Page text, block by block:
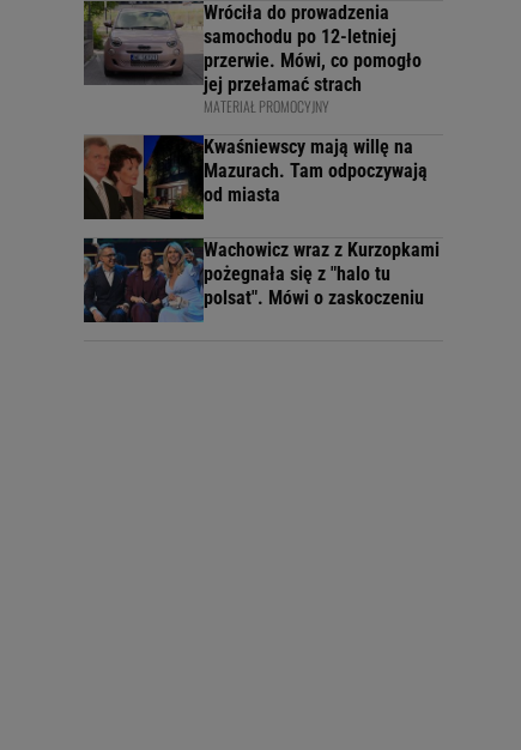
Wróciła do prowadzenia
samochodu po 12-letniej
przerwie. Mówi, co pomogło
jej przełamać strach
MATERIAŁ PROMOCYJNY
Kwaśniewscy mają willę na
Mazurach. Tam odpoczywają
od miasta
Wachowicz wraz z Kurzopkami
pożegnała się z "halo tu
polsat". Mówi o zaskoczeniu